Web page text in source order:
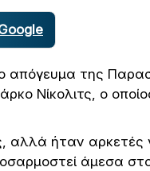
απόγευμα της
Νίκολιτς, ο
ήταν αρκετές
άμεσα